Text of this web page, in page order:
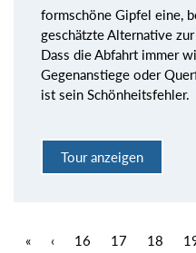
formschöne Gipfel eine,
geschätzte Alternative
Dass die Abfahrt immer
Gegenanstiege oder
ist sein Schönheitsfehler.
Tour anzeigen
« ‹ 16 17 18